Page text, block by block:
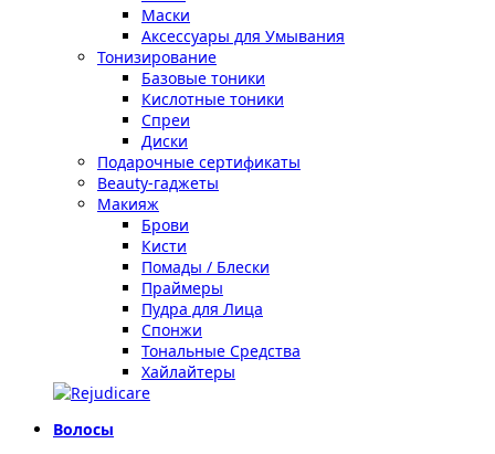
Маски
Аксессуары для Умывания
Тонизирование
Базовые тоники
Кислотные тоники
Спреи
Диски
Подарочные сертификаты
Beauty-гаджеты
Макияж
Брови
Кисти
Помады / Блески
Праймеры
Пудра для Лица
Спонжи
Тональные Средства
Хайлайтеры
Волосы